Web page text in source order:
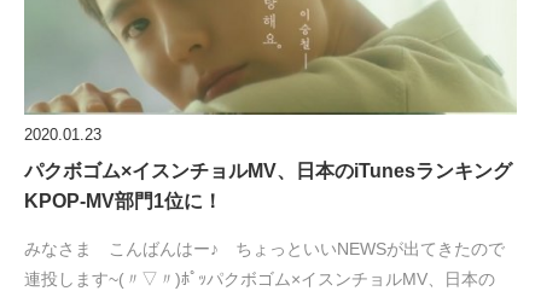
2020.01.23
パクボゴム×イスンチョルMV、日本のiTunesランキング
KPOP-MV部門1位に！
みなさま こんばんはー♪ ちょっといいNEWSが出てきたので
連投します~(〃▽〃)ﾎﾟｯパクボゴム×イスンチョルMV、日本の